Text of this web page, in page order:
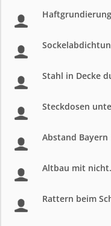
Stahl in Decke
Steckdosen
Abstand
Altbau mit
Rattern beim